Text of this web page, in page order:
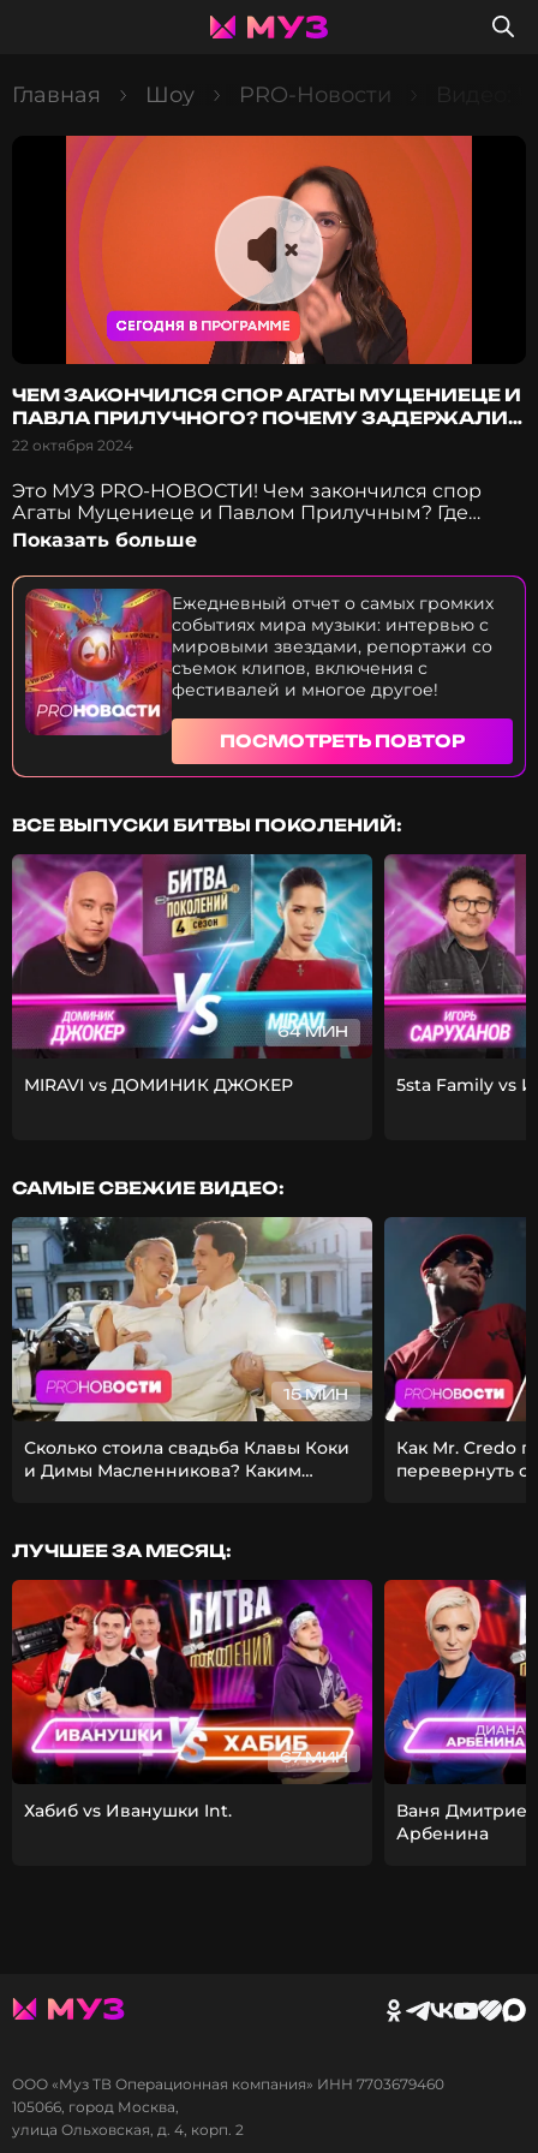
Главная Шоу PRO-Новости
ЧЕМ ЗАКОНЧИЛСЯ СПОР АГАТЫ МУЦЕНИЕЦЕ И
ПАВЛА ПРИЛУЧНОГО? ПОЧЕМУ ЗАДЕРЖАЛИ
ГЛЮКОЗУ?
22 октября 2024
Это МУЗ PRO-НОВОСТИ! Чем закончился спор
Агаты Муцениеце и Павлом Прилучным? Где
будут жить из дети? Кому из родителей придется
платить алименты? Ани Лорак готовится к
большому сольному шоу. Чем артистка будет
удивлять фанатов? Кто сразится на музыкальном
ринге в новом выпуске шоу "Битва поколений"? В
какой скандал снова попала Глюкоза? Эти и
многие другие новости прямо сейчас. Приятного
просмотра.
Показать больше
Ежедневный отчет о самых громких
событиях мира музыки: интервью с
мировыми звездами, репортажи со
съемок клипов, включения с
фестивалей и многое другое!
ПОСМОТРЕТЬ ПОВТОР
ВСЕ ВЫПУСКИ БИТВЫ ПОКОЛЕНИЙ:
64 МИН
MIRAVI vs ДОМИНИК ДЖОКЕР 5sta Family vs
САМЫЕ СВЕЖИЕ ВИДЕО:
15 МИН
Сколько стоила свадьба Клавы Коки
и Димы Масленникова? Каким
Как Mr. Credo
перевернуть
ЛУЧШЕЕ ЗА МЕСЯЦ:
67 МИН
Хабиб vs Иванушки Int.
Ваня
Арбенина
ООО «Муз ТВ Операционная компания» ИНН 7703679460
105066, город Москва,
улица Ольховская, д. 4, корп. 2